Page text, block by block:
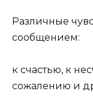
Различные
сообщением:
к счастью, к
сожалению и